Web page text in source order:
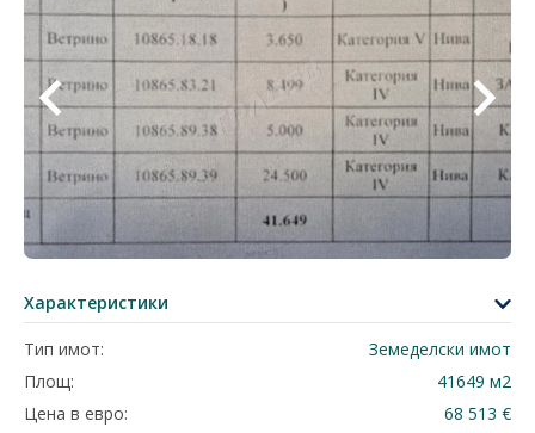
Характеристики
Тип имот:
Земеделски имот
Площ:
41649 м2
Цена в евро:
68 513 €